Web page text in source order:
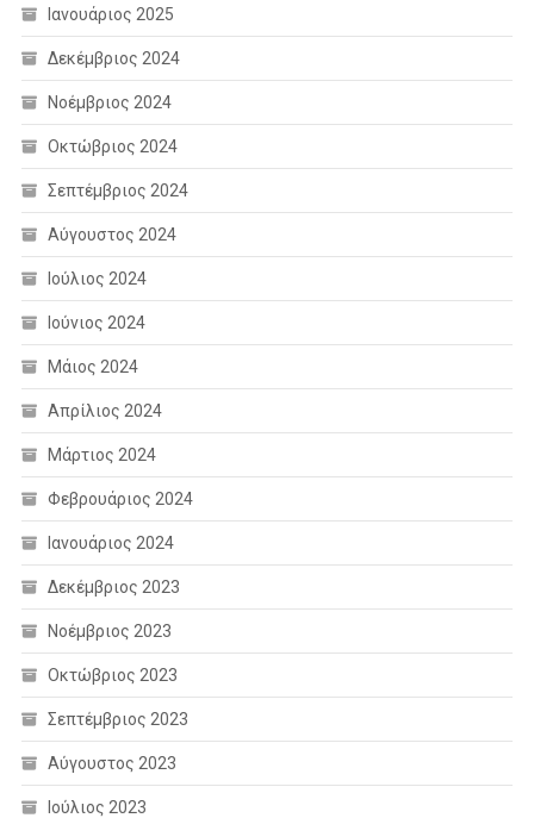
Ιανουάριος 2025
Δεκέμβριος 2024
Νοέμβριος 2024
Οκτώβριος 2024
Σεπτέμβριος 2024
Αύγουστος 2024
Ιούλιος 2024
Ιούνιος 2024
Μάιος 2024
Απρίλιος 2024
Μάρτιος 2024
Φεβρουάριος 2024
Ιανουάριος 2024
Δεκέμβριος 2023
Νοέμβριος 2023
Οκτώβριος 2023
Σεπτέμβριος 2023
Αύγουστος 2023
Ιούλιος 2023